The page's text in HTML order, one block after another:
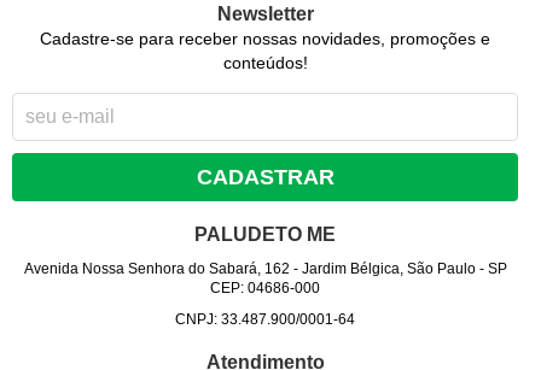
Newsletter
Cadastre-se para receber nossas novidades, promoções e
conteúdos!
CADASTRAR
PALUDETO ME
Avenida Nossa Senhora do Sabará, 162 - Jardim Bélgica, São Paulo- SP
CEP: 04686-000
CNPJ: 33.487.900/0001-64
Atendimento